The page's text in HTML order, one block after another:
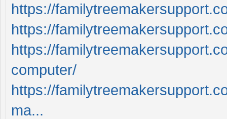
https://
https://
https://
computer/
https://
ma...